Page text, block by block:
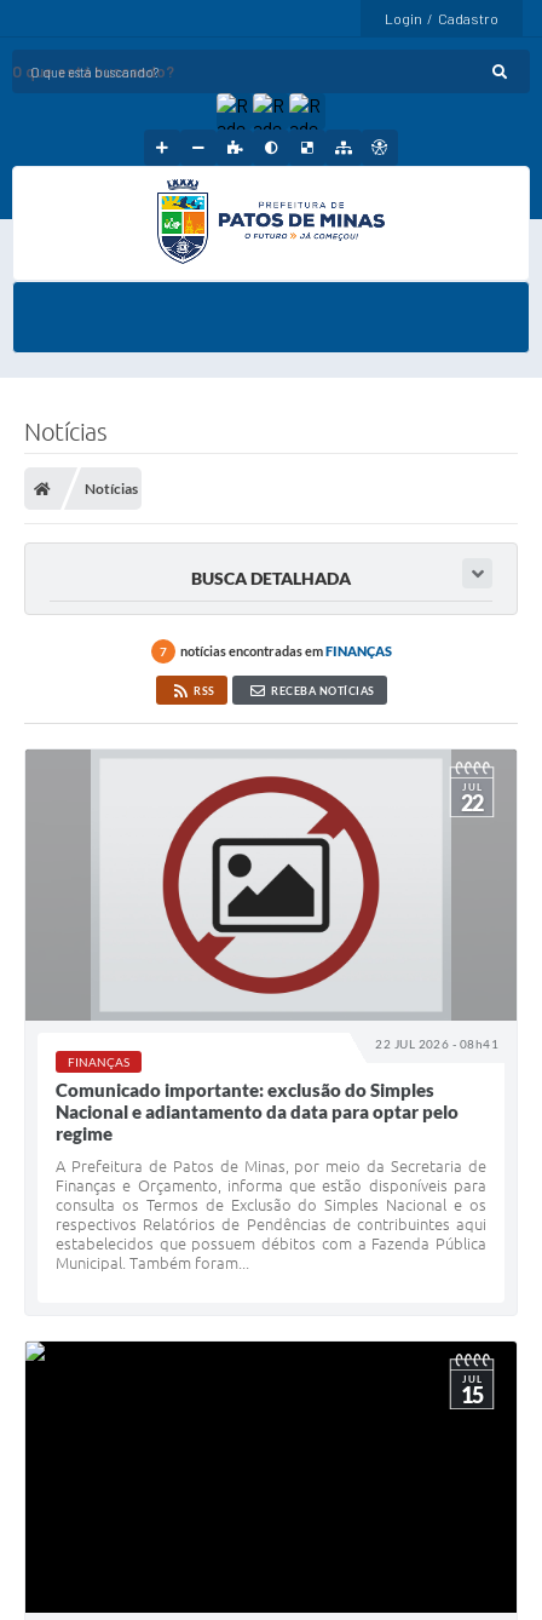
Login / Cadastro
O que está buscando?
Notícias
Notícias
BUSCA DETALHADA
7 notícias encontradas emFINANÇAS
RSS RECEBA NOTÍCIAS
22 JUL 2026 - 08h41
JUL
22
FINANÇAS
Comunicado importante: exclusão do Simples
Nacional e adiantamento da data para optar pelo
regime
A Prefeitura de Patos de Minas, por meio da Secretaria de
Finanças e Orçamento, informa que estão disponíveis para
consulta os Termos de Exclusão do Simples Nacional e os
respectivos Relatórios de Pendências de contribuintes aqui
estabelecidos que possuem débitos com a Fazenda Pública
Municipal. Também foram...
JUL
15